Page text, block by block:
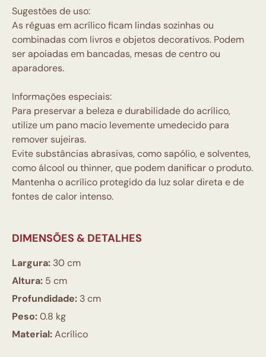
Sugestões de uso:
As réguas em acrílico ficam lindas sozinhas ou
combinadas com livros e objetos decorativos. Podem
ser apoiadas em bancadas, mesas de centro ou
aparadores.
Informações especiais:
Para preservar a beleza e durabilidade do acrílico,
utilize um pano macio levemente umedecido para
remover sujeiras.
Evite substâncias abrasivas, como sapólio, e solventes,
como álcool ou thinner, que podem danificar o produto.
Mantenha o acrílico protegido da luz solar direta e de
fontes de calor intenso.
DIMENSÕES & DETALHES
Largura: 30 cm
Altura: 5 cm
Profundidade: 3 cm
Peso:0.8 kg
Material:Acrílico